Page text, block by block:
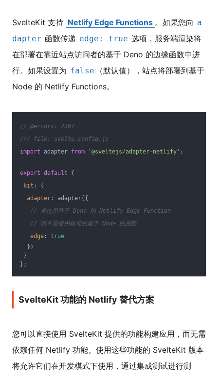
SvelteKit 支持 Netlify Edge Functions 。如果您向 a
dapter 函数传递 edge: true 选项，服务端渲染将
在部署在靠近站点访问者的基于 Deno 的边缘函数中进
行。如果设置为 false
（默认值），站点将部署到基于
Node 的 Netlify Functions。
// @errors: 2307
/// file: svelte.config.js
import adapter from '@sveltejs/adapter-netlify' ;
export default {
kit : {
adapter : adapter({
// 将使用基于 Deno 的 Netlify Edge Function
// 而不是使用标准的基于 Node 的函数
edge : true
})
}
};
SvelteKit 功能的 Netlify 替代方案
您可以直接使用 SvelteKit 提供的功能构建应用，而无需
依赖任何 Netlify 功能。使用这些功能的 SvelteKit 版本
将允许它们在开发模式下使用，通过集成测试进行测